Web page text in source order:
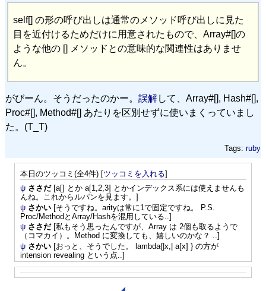
self[] の形の呼び出しは通常のメソッド呼び出しに見た
目を近付けるためだけに用意されたもので、Array#[]の
ような他の [] メソッドとの意味的な関連性はありませ
ん。
がびーん。そうだったのかー。 誤解して、Array#[], Hash#[],
Proc#[], Method#[] あたりを区別せずに使いまくっていまし
た。(T_T)
Tags: ruby
本日のツッコミ(全4件) [ツッコミを入れる]
ψ ささだ[a[] とか a[1,2,3] とかインデックス系には使えませんも
んね。これからルパンを見ます。]
ψ さかい[そうですね。arityは常に1で固定ですね。 P.S.
Proc/MethodとArray/Hashを混用している..]
ψ ささだ[私もそう思ったんですが、Array は 2個も取るようで
（コマカイ）。Method に変換しても、嬉しいのかな？ ..]
ψ さかい[おっと、そうでした。 lambda{|x,| a[x] } の方が
intension revealing という点..]